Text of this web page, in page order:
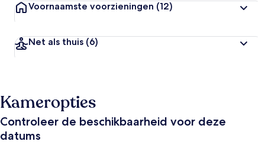
Voornaamste voorzieningen (12)
Net als thuis (6)
Kameropties
Controleer de beschikbaarheid voor deze
datums